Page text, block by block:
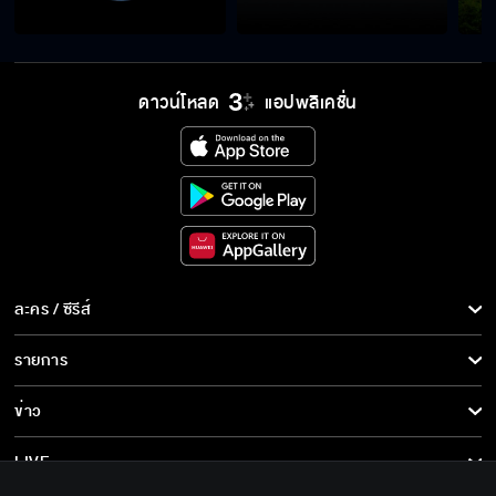
แล้วทำไมคุณไม่ใส่เสื้อผ้า
อย่ามายุ่งกับแฟนฉันอีก ไม่งั้นเจอดีแน่ยัย 2 น้ำ
ตรงเป้าต้องวัดนานนิดนึงเวลาเคลื่อนไหวจะได้
ฉันจับตุ๊กแกเป็นงานอดิเรก
ดาวน์โหลด แอปพลิเคชั่น
ละคร / ซีรีส์
ละคร/ซีรีส์
ซีรีส์นานาชาติ
การ์ตูน & เกม
รายการ
รายการทั้งหมด
ข่าว
ข่าวทั้งหมด
LIVE